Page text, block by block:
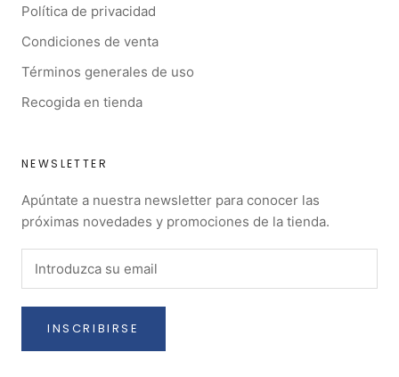
Política de privacidad
Condiciones de venta
Términos generales de uso
Recogida en tienda
NEWSLETTER
Apúntate a nuestra newsletter para conocer las
próximas novedades y promociones de la tienda.
INSCRIBIRSE